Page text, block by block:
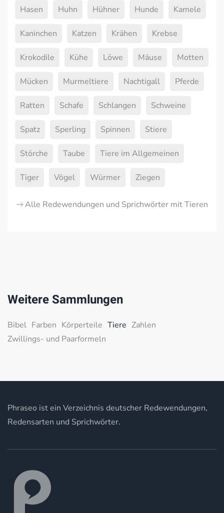
Hasen Huhn Hühner Hunde Kamele
Kaninchen Katzen Krähen Krebse
Krokodile Kühe Löwe Mäuse Motten
Mücken Murmeltiere Nachtigall Pferde
Ratten Schafe Schlangen Schweine
Spatz Sperling Spinnen Stiere
Störche Taube Tiere im Allgemeinen
Tiger Vögel Würmer Ziegen
Alle Redewendungen und Sprichwörter mit Tieren
Weitere Sammlungen
Bibel Farben Körperteile Tiere Zahlen
Zwillings- und Paarformeln
Phraseo ist ein Verzeichnis deutscher Redewendungen,
Redensarten und Sprichwörter.